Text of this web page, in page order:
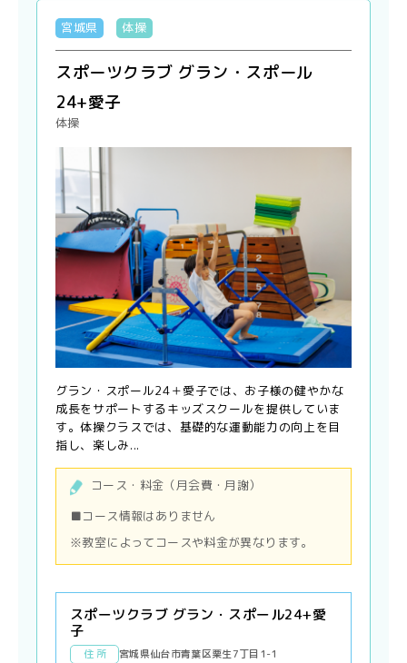
宮城県 体操
スポーツクラブ グラン・スポール
24+愛子
体操
グラン・スポール24＋愛子では、お子様の健やかな
成長をサポートするキッズスクールを提供していま
す。体操クラスでは、基礎的な運動能力の向上を目
指し、楽しみ...
コース・料金（月会費・月謝）
■コース情報はありません
※教室によってコースや料金が異なります。
スポーツクラブ グラン・スポール24+愛
子
住 所 宮城県仙台市青葉区栗生7丁目1-1